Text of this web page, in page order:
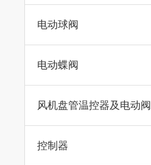
电动球阀
电动蝶阀
风机盘管温控器及电动阀
控制器